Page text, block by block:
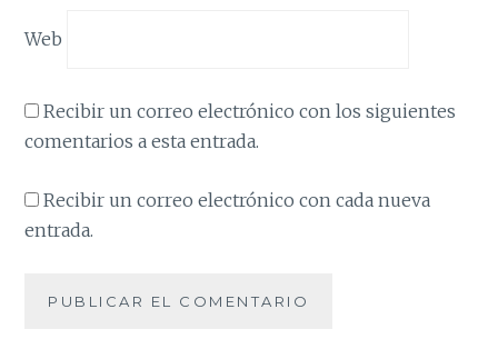
Web
Recibir un correo electrónico con los siguientes
comentarios a esta entrada.
Recibir un correo electrónico con cada nueva
entrada.